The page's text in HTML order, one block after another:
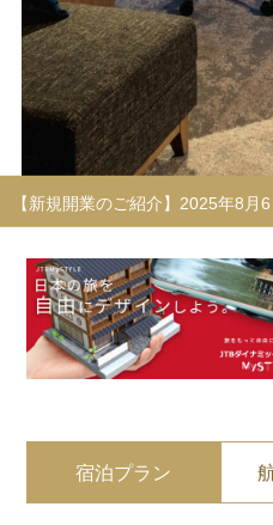
【新規開業のご紹介】2025年8月
宿泊プラン